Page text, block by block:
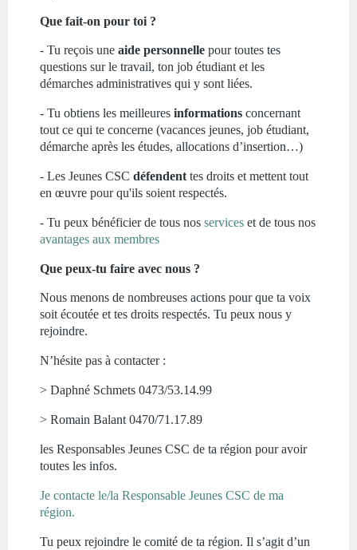
Que fait-on pour toi ?
- Tu reçois une aide personnelle pour toutes tes
questions sur le travail, ton job étudiant et les
démarches administratives qui y sont liées.
- Tu obtiens les meilleures informations concernant
tout ce qui te concerne (vacances jeunes, job étudiant,
démarche après les études, allocations d’insertion…)
- Les Jeunes CSC défendent tes droits et mettent tout
en œuvre pour qu'ils soient respectés.
- Tu peux bénéficier de tous nos services et de tous nos
avantages aux membres
Que peux-tu faire avec nous ?
Nous menons de nombreuses actions pour que ta voix
soit écoutée et tes droits respectés. Tu peux nous y
rejoindre.
N’hésite pas à contacter :
> Daphné Schmets 0473/53.14.99
> Romain Balant 0470/71.17.89
les Responsables Jeunes CSC de ta région pour avoir
toutes les infos.
Je contacte le/la Responsable Jeunes CSC de ma
région.
Tu peux rejoindre le comité de ta région. Il s’agit d’un